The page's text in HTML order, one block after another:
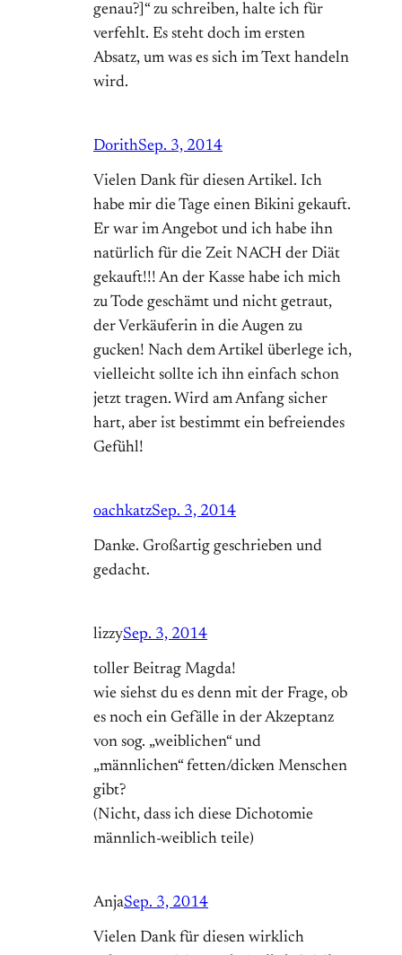
genau?]“ zu schreiben, halte ich für
verfehlt. Es steht doch im ersten
Absatz, um was es sich im Text handeln
wird.
DorithSep. 3, 2014
Vielen Dank für diesen Artikel. Ich
habe mir die Tage einen Bikini gekauft.
Er war im Angebot und ich habe ihn
natürlich für die Zeit NACH der Diät
gekauft!!! An der Kasse habe ich mich
zu Tode geschämt und nicht getraut,
der Verkäuferin in die Augen zu
gucken! Nach dem Artikel überlege ich,
vielleicht sollte ich ihn einfach schon
jetzt tragen. Wird am Anfang sicher
hart, aber ist bestimmt ein befreiendes
Gefühl!
oachkatzSep. 3, 2014
Danke. Großartig geschrieben und
gedacht.
lizzySep. 3, 2014
toller Beitrag Magda!
wie siehst du es denn mit der Frage, ob
es noch ein Gefälle in der Akzeptanz
von sog. „weiblichen“ und
„männlichen“ fetten/dicken Menschen
gibt?
(Nicht, dass ich diese Dichotomie
männlich-weiblich teile)
AnjaSep. 3, 2014
Vielen Dank für diesen wirklich